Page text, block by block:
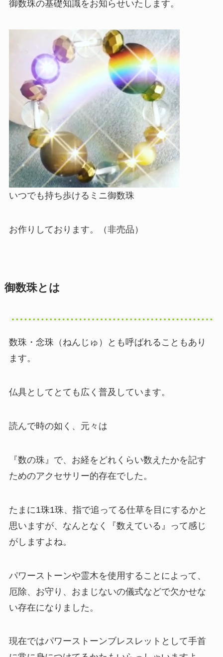
御数珠の基礎知識をお知らせいたします。
いつでも持ち歩けるミニ御数珠
お作りしております。（非売品）
御数珠とは
数珠・念珠（ねんじゅ）とも呼ばれることもあり
ます。
仏具としてとても広く普及しています。
読んで時の如く、元々は
『数の珠』で、お経をどれくらい数えたかを記す
ためのアクセサリー的存在でした。
たまに1珠1珠、指で追ってる仕草を目にするかと
思いますが、なんとなく『数えている』って感じ
がしますよね。
パワーストーンや霊木を使用することによって、
厄除、お守り、おまじないの儀式などで欠かせな
い存在になりました。
現在ではパワーストーンブレスレットとして手首